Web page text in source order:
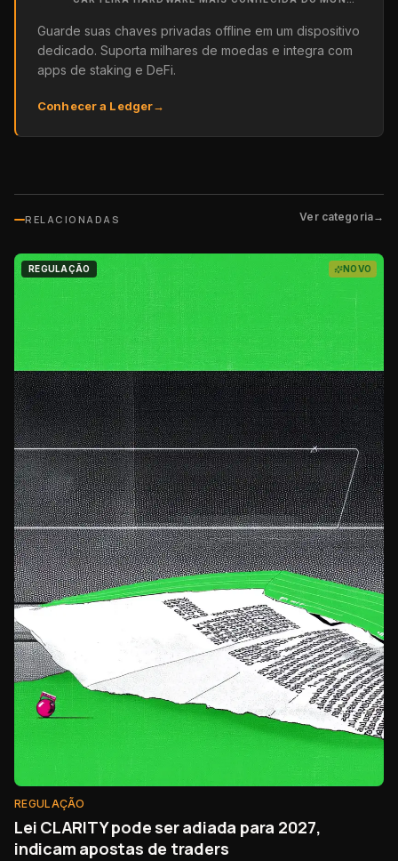
Guarde suas chaves privadas offline em um dispositivo
dedicado. Suporta milhares de moedas e integra com
apps de staking e DeFi.
Conhecer a Ledger→
RELACIONADAS Ver categoria→
REGULAÇÃO NOVO
REGULAÇÃO
Lei CLARITY pode ser adiada para 2027,
indicam apostas de traders